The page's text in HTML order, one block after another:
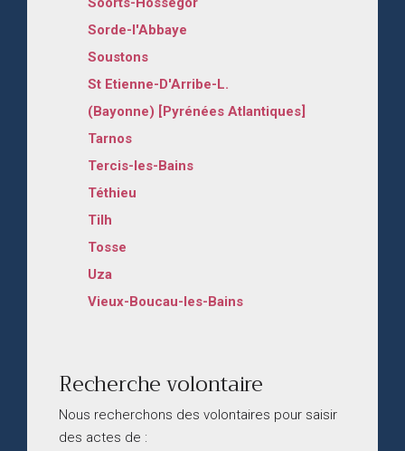
Sorde-l'Abbaye
Soustons
St Etienne-D'Arribe-L.
(Bayonne) [Pyrénées Atlantiques]
Tarnos
Tercis-les-Bains
Téthieu
Tilh
Tosse
Uza
Vieux-Boucau-les-Bains
Recherche volontaire
Nous recherchons des volontaires pour saisir
des actes de :